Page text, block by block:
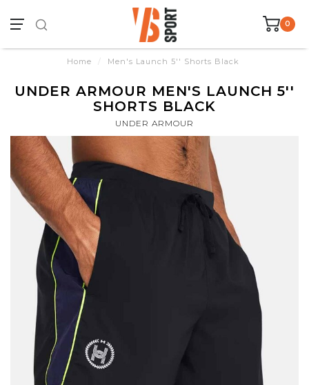
0
Home / Men's Launch 5'' Shorts Black
UNDER ARMOUR MEN'S LAUNCH 5''
SHORTS BLACK
UNDER ARMOUR